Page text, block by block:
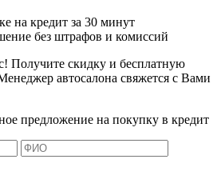
на кредит за 30 минут
без штрафов и комиссий
Получите скидку и бесплатную
автосалона свяжется с Вами
предложение на покупку в кредит